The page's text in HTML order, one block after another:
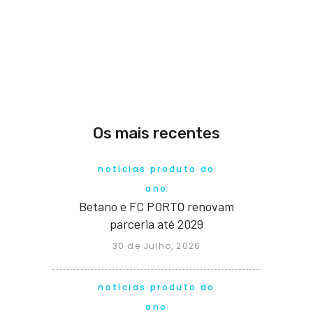
Os mais recentes
notícias produto do
ano
Betano e FC PORTO renovam
parceria até 2029
30 de Julho, 2026
notícias produto do
ano